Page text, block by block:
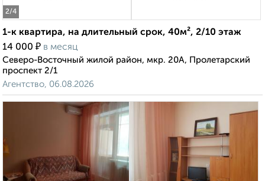
2/4
1-к квартира, на длительный срок, 40м², 2/10 этаж
14 000 ₽ в месяц
Северо-Восточный жилой район, мкр. 20А, Пролетарский
проспект 2/1
Агентство, 06.08.2026